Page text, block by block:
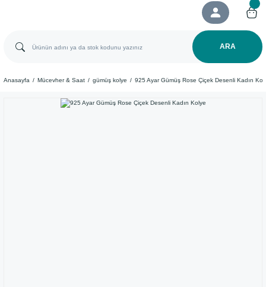
ARA
Anasayfa Mücevher & Saat gümüş kolye 925 Ayar ​Gümüş Rose Çiçek Desenli Kadın